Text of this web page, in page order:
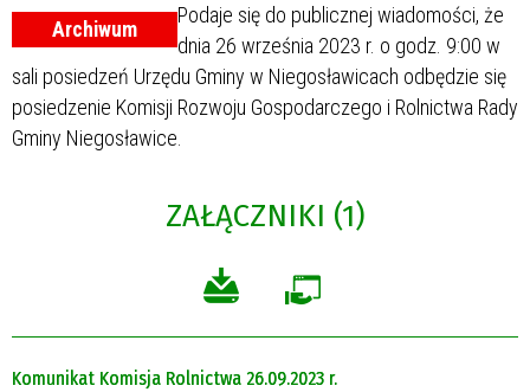
Archiwum
Podaje się do publicznej wiadomości, że
dnia 26 września 2023 r. o godz. 9:00 w
sali posiedzeń Urzędu Gminy w Niegosławicach odbędzie się
posiedzenie Komisji Rozwoju Gospodarczego i Rolnictwa Rady
Gminy Niegosławice.
ZAŁĄCZNIKI (1)
Komunikat Komisja Rolnictwa 26.09.2023 r.